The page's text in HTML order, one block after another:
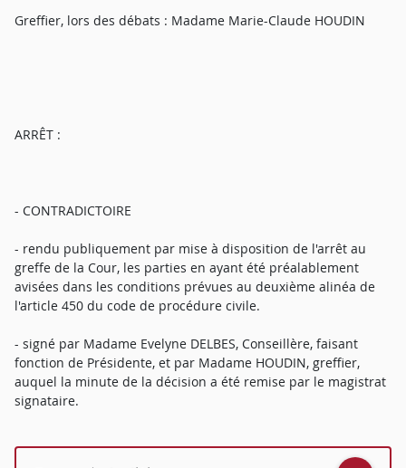
Greffier, lors des débats : Madame Marie-Claude HOUDIN
ARRÊT :
- CONTRADICTOIRE
- rendu publiquement par mise à disposition de l'arrêt au
greffe de la Cour, les parties en ayant été préalablement
avisées dans les conditions prévues au deuxième alinéa de
l'article 450 du code de procédure civile.
- signé par Madame Evelyne DELBES, Conseillère, faisant
fonction de Présidente, et par Madame HOUDIN, greffier,
auquel la minute de la décision a été remise par le magistrat
signataire.